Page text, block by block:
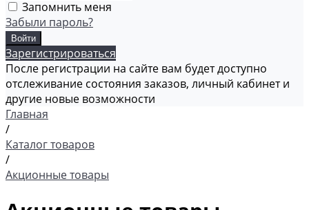
Запомнить меня
Забыли пароль?
Зарегистрироваться
После регистрации на сайте вам будет доступно
отслеживание состояния заказов, личный кабинет и
другие новые возможности
Главная
/
Каталог товаров
/
Акционные товары